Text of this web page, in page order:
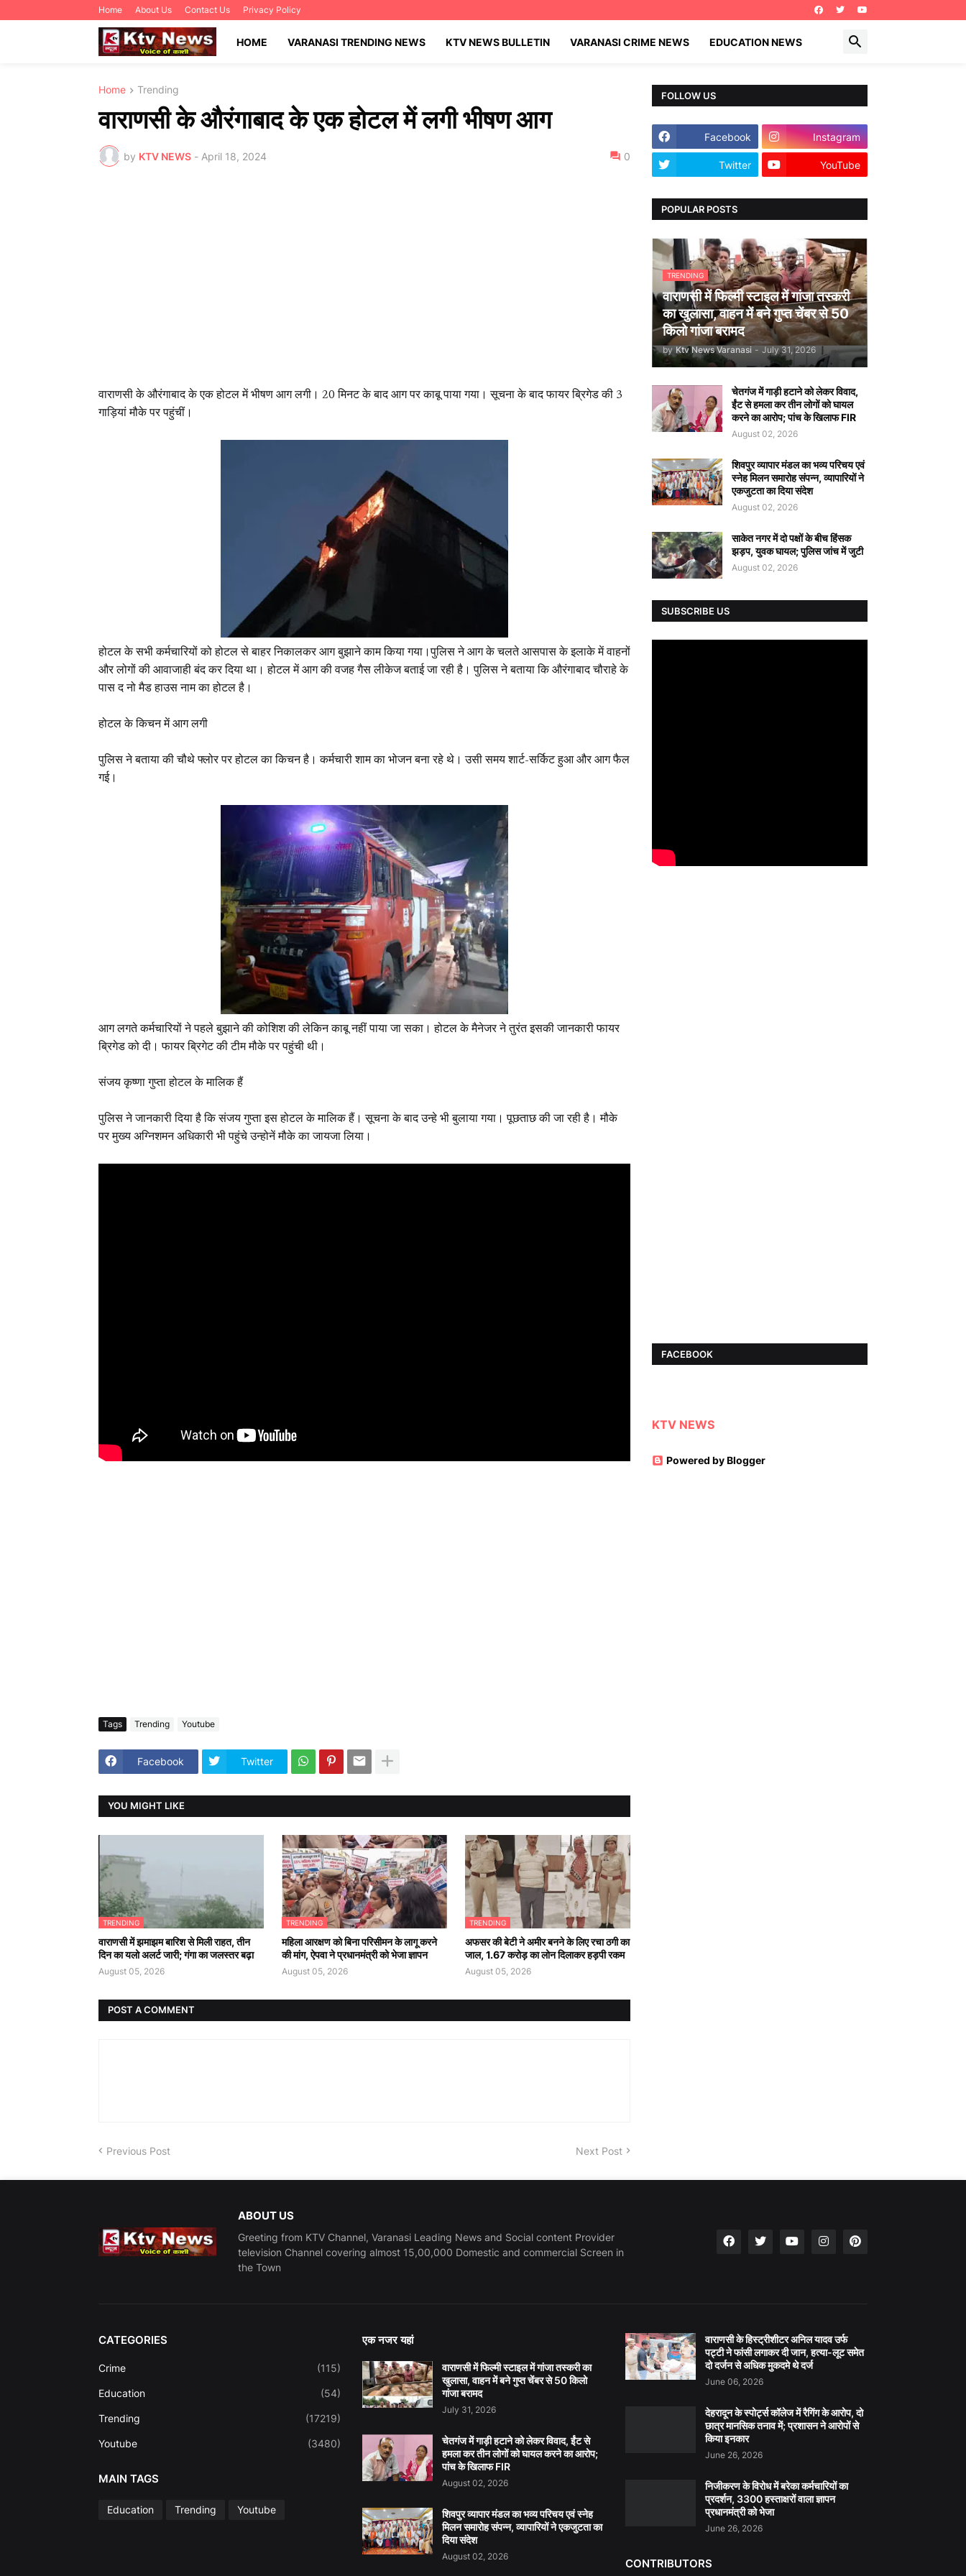
Home About Us Contact Us Privacy Policy
HOME VARANASI TRENDING NEWS KTV NEWS BULLETIN VARANASI CRIME NEWS EDUCATION NEWS
Home Trending
वाराणसी के औरंगाबाद के एक होटल में लगी भीषण आग
by KTV NEWS - April 18, 2024 0
वाराणसी के औरंगाबाद के एक होटल में भीषण आग लगी। 20 मिनट के बाद आग पर काबू पाया गया। सूचना के बाद फायर ब्रिगेड की 3
गाड़ियां मौके पर पहुंचीं।
होटल के सभी कर्मचारियों को होटल से बाहर निकालकर आग बुझाने काम किया गया।पुलिस ने आग के चलते आसपास के इलाके में वाहनों
और लोगों की आवाजाही बंद कर दिया था। होटल में आग की वजह गैस लीकेज बताई जा रही है। पुलिस ने बताया कि औरंगाबाद चौराहे के
पास द नो मैड हाउस नाम का होटल है।
होटल के किचन में आग लगी
पुलिस ने बताया की चौथे फ्लोर पर होटल का किचन है। कर्मचारी शाम का भोजन बना रहे थे। उसी समय शार्ट-सर्किट हुआ और आग फैल
गई।
आग लगते कर्मचारियों ने पहले बुझाने की कोशिश की लेकिन काबू नहीं पाया जा सका। होटल के मैनेजर ने तुरंत इसकी जानकारी फायर
ब्रिगेड को दी। फायर ब्रिगेट की टीम मौके पर पहुंची थी।
संजय कृष्णा गुप्ता होटल के मालिक हैं
पुलिस ने जानकारी दिया है कि संजय गुप्ता इस होटल के मालिक हैं। सूचना के बाद उन्हे भी बुलाया गया। पूछताछ की जा रही है। मौके
पर मुख्य अग्निशमन अधिकारी भी पहुंचे उन्होनें मौके का जायजा लिया।
Tags Trending Youtube
Facebook Twitter
YOU MIGHT LIKE
TRENDING
वाराणसी में झमाझम बारिश से मिली राहत, तीन
दिन का यलो अलर्ट जारी; गंगा का जलस्तर बढ़ा
August 05, 2026
TRENDING
महिला आरक्षण को बिना परिसीमन के लागू करने
की मांग, ऐपवा ने प्रधानमंत्री को भेजा ज्ञापन
August 05, 2026
TRENDING
अफसर की बेटी ने अमीर बनने के लिए रचा ठगी का
जाल, 1.67 करोड़ का लोन दिलाकर हड़पी रकम
August 05, 2026
POST A COMMENT
Previous Post Next Post
FOLLOW US
Facebook Instagram
Twitter YouTube
POPULAR POSTS
TRENDING
वाराणसी में फिल्मी स्टाइल में गांजा तस्करी
का खुलासा, वाहन में बने गुप्त चेंबर से 50
किलो गांजा बरामद
by Ktv News Varanasi - July 31, 2026
चेतगंज में गाड़ी हटाने को लेकर विवाद,
ईंट से हमला कर तीन लोगों को घायल
करने का आरोप; पांच के खिलाफ FIR
August 02, 2026
शिवपुर व्यापार मंडल का भव्य परिचय एवं
स्नेह मिलन समारोह संपन्न, व्यापारियों ने
एकजुटता का दिया संदेश
August 02, 2026
साकेत नगर में दो पक्षों के बीच हिंसक
झड़प, युवक घायल; पुलिस जांच में जुटी
August 02, 2026
SUBSCRIBE US
FACEBOOK
KTV NEWS
Powered by Blogger
ABOUT US
Greeting from KTV Channel, Varanasi Leading News and Social content Provider
television Channel covering almost 15,00,000 Domestic and commercial Screen in
the Town
CATEGORIES
Crime (115)
Education (54)
Trending (17219)
Youtube (3480)
MAIN TAGS
Education Trending Youtube
एक नजर यहां
वाराणसी में फिल्मी स्टाइल में गांजा तस्करी का
खुलासा, वाहन में बने गुप्त चेंबर से 50 किलो
गांजा बरामद
July 31, 2026
चेतगंज में गाड़ी हटाने को लेकर विवाद, ईंट से
हमला कर तीन लोगों को घायल करने का आरोप;
पांच के खिलाफ FIR
August 02, 2026
शिवपुर व्यापार मंडल का भव्य परिचय एवं स्नेह
मिलन समारोह संपन्न, व्यापारियों ने एकजुटता का
दिया संदेश
August 02, 2026
वाराणसी के हिस्ट्रीशीटर अनिल यादव उर्फ
पट्टी ने फांसी लगाकर दी जान, हत्या-लूट समेत
दो दर्जन से अधिक मुकदमे थे दर्ज
June 06, 2026
देहरादून के स्पोर्ट्स कॉलेज में रैगिंग के आरोप, दो
छात्र मानसिक तनाव में; प्रशासन ने आरोपों से
किया इनकार
June 26, 2026
निजीकरण के विरोध में बरेका कर्मचारियों का
प्रदर्शन, 3300 हस्ताक्षरों वाला ज्ञापन
प्रधानमंत्री को भेजा
June 26, 2026
CONTRIBUTORS